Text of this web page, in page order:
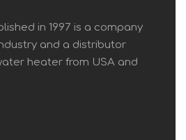
in 1997 is a company
and a distributor
heater from USA and